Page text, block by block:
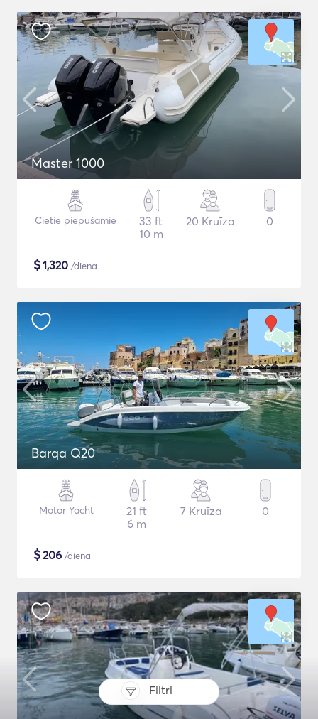
Filtri
Master 1000
Cietie piepūšamie
33 ft
10 m
20 Kruīza 0
$1,320 /diena
Barqa Q20
Motor Yacht
21 ft
6 m
7 Kruīza 0
$206 /diena